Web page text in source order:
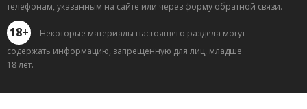
телефонам, указанным на сайте или через форму обратной связи.
18+
Некоторые материалы настоящего раздела могут
содержать информацию, запрещенную для лиц, младше
18 лет.